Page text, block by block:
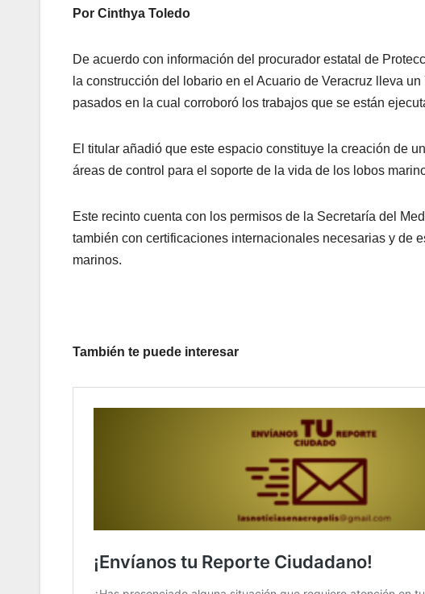
Por Cinthya Toledo
De acuerdo con información del procurador estatal de
la construcción del lobario en el Acuario de Veracruz lleva
pasados en la cual corroboró los trabajos que se están
El titular añadió que este espacio constituye la creación de
áreas de control para el soporte de la vida de los lobos
Este recinto cuenta con los permisos de la Secretaría del
también con certificaciones internacionales necesarias y de
marinos.
También te puede interesar